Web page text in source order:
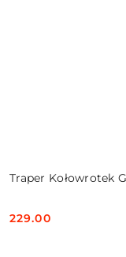
Traper Kołowrotek
Cena:
229.00